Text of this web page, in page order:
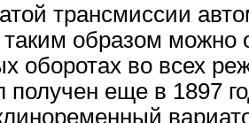
трансмиссии
образом можно
оборотах во всех
получен еще в 1897